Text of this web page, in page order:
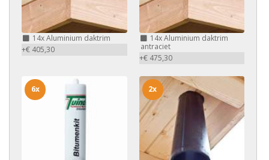
14xAluminium daktrim
+€ 405,30
14xAluminium daktrim
antraciet
+€ 475,30
6x 2x